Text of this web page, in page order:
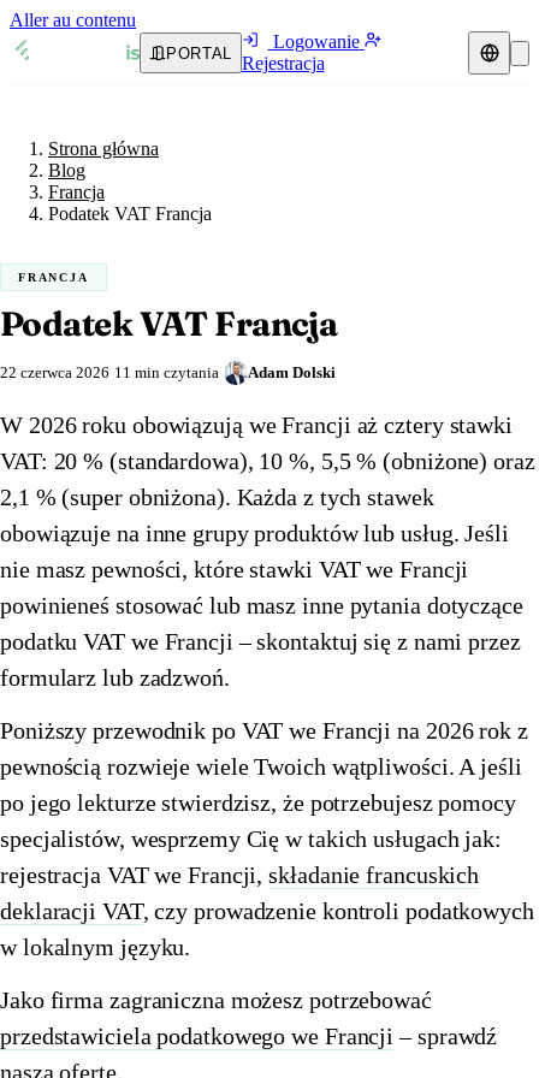
Aller au contenu
🇦🇹Austria
🇧🇪 Belgia
🇧🇬
🇭🇷 Chorwacja
🇨🇾 Cypr
🇨🇿 Czechy
🇩🇰 Dania
🇪🇪 Estonia
🇫🇮 Finlandia
🇪🇱 Grecja
🇪🇸 Hiszpania
🇳🇱 Holandia
🇮🇪 Irlandia
🇱🇹 Litwa
🇱🇺 Luksemburg
🇲🇹 Malta
Przewodniki VAT
🇦🇹 Austria
🇧🇪
🇧🇬 Bułgaria
🇭🇷 Chorwacja
🇨🇾 Cypr
🇨🇿 Czechy
🇩🇰 Dania
🇪🇪 Estonia
🇫🇷 Francja
🇪🇱 Grecja
🇪🇸 Hiszpania
🇳🇱 Holandia
🇮🇪 Irlandia
🇱🇹 Litwa
Luksemburg
🇱🇻 Łotwa
Zasoby i blog
Blog
Weryfikacja numeru VAT
Kalkulator VAT
PORTAL
Logowanie
Rejestracja
Strona główna
Blog
Francja
Podatek VAT Francja
FRANCJA
Podatek VAT Francja
22 czerwca 2026 11 min czytania Adam Dolski
W 2026 roku obowiązują we Francji aż cztery stawki
VAT: 20 % (standardowa), 10 %, 5,5 % (obniżone) oraz
2,1 % (super obniżona). Każda z tych stawek
obowiązuje na inne grupy produktów lub usług. Jeśli
nie masz pewności, które stawki VAT we Francji
powinieneś stosować lub masz inne pytania dotyczące
podatku VAT we Francji – skontaktuj się z nami przez
formularz lub zadzwoń.
Poniższy przewodnik po VAT we Francji na 2026 rok z
pewnością rozwieje wiele Twoich wątpliwości. A jeśli
po jego lekturze stwierdzisz, że potrzebujesz pomocy
specjalistów, wesprzemy Cię w takich usługach jak:
rejestracja VAT we Francji,składanie francuskich
deklaracji VAT, czy prowadzenie kontroli podatkowych
w lokalnym języku.
Jako firma zagraniczna możesz potrzebować
przedstawiciela podatkowego we Francji – sprawdź
naszą ofertę.